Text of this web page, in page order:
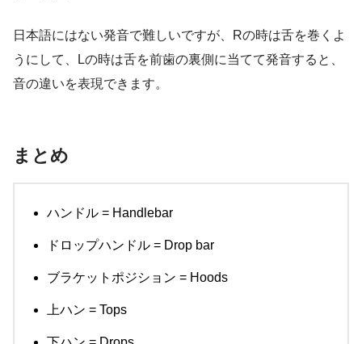
日本語にはない発音で難しいですが、Rの時は舌を巻くよ
うにして、Lの時は舌を前歯の裏側に当てて発音すると、
音の違いを表現できます。
まとめ
ハンドル = Handlebar
ドロップハンドル = Drop bar
ブラケットポジション = Hoods
上ハン = Tops